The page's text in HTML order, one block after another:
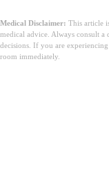
Medical Disclaimer: This article
medical advice. Always consult
decisions. If you are
room immediately.